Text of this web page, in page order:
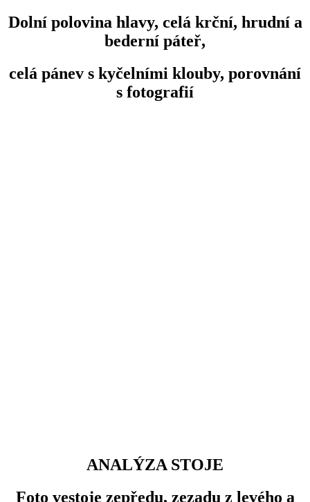
Dolní polovina hlavy, celá krční, hrudní a
bederní páteř,
celá pánev s kyčelními klouby, porovnání
s fotografií
ANALÝZA STOJE
Foto vestoje zepředu, zezadu z levého a